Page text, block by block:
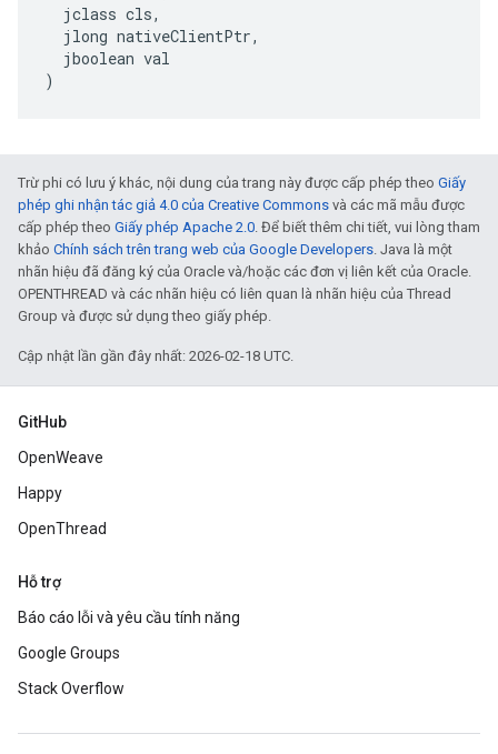
  jclass cls,
  jlong nativeClientPtr,
  jboolean val
)
Trừ phi có lưu ý khác, nội dung của trang này được cấp phép theo Giấy
phép ghi nhận tác giả 4.0 của Creative Commons và các mã mẫu được
cấp phép theo Giấy phép Apache 2.0. Để biết thêm chi tiết, vui lòng tham
khảo Chính sách trên trang web của Google Developers. Java là một
nhãn hiệu đã đăng ký của Oracle và/hoặc các đơn vị liên kết của Oracle.
OPENTHREAD và các nhãn hiệu có liên quan là nhãn hiệu của Thread
Group và được sử dụng theo giấy phép.
Cập nhật lần gần đây nhất: 2026-02-18 UTC.
GitHub
OpenWeave
Happy
OpenThread
Hỗ trợ
Báo cáo lỗi và yêu cầu tính năng
Google Groups
Stack Overflow